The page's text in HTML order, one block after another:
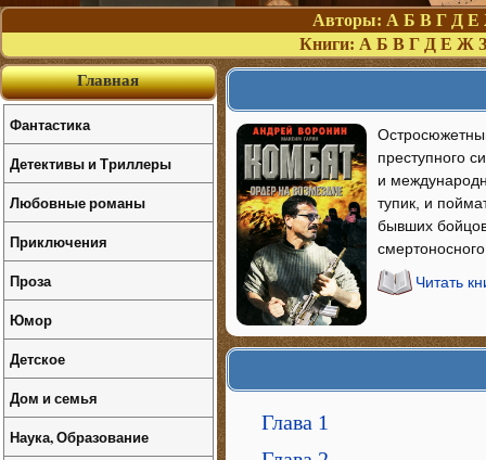
Авторы: А Б В Г Д Е
Книги: А Б В Г Д Е Ж З
преступного
и
тупик, и
бывших
Читать
Глава 1
Главная
Фантастика
Детективы и Триллеры
Любовные романы
Приключения
Проза
Юмор
Детское
Дом и семья
Наука, Образование